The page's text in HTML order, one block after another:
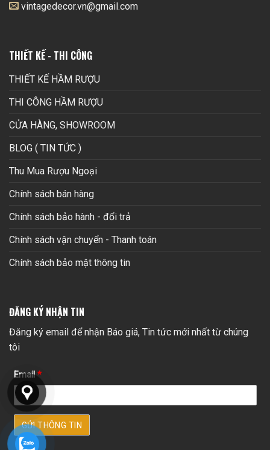
vintagedecor.vn@gmail.com
THIẾT KẾ - THI CÔNG
THIẾT KẾ HẦM RƯỢU
THI CÔNG HẦM RƯỢU
CỬA HÀNG, SHOWROOM
BLOG ( TIN TỨC )
Thu Mua Rượu Ngoại
Chính sách bán hàng
Chính sách bảo hành - đổi trả
Chính sách vận chuyển - Thanh toán
Chính sách bảo mật thông tin
ĐĂNG KÝ NHẬN TIN
Đăng ký email để nhận Báo giá, Tin tức mới nhất từ chúng
tôi
Email *